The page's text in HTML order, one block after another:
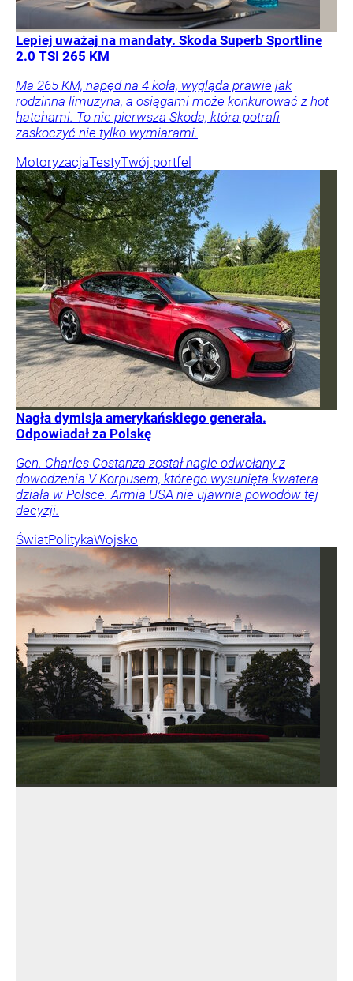
Lepiej uważaj na mandaty. Skoda Superb Sportline
2.0 TSI 265 KM
Ma 265 KM, napęd na 4 koła, wygląda prawie jak
rodzinna limuzyna, a osiągami może konkurować z hot
hatchami. To nie pierwsza Skoda, która potrafi
zaskoczyć nie tylko wymiarami.
MotoryzacjaTestyTwój portfel
Nagła dymisja amerykańskiego generała.
Odpowiadał za Polskę
Gen. Charles Costanza został nagle odwołany z
dowodzenia V Korpusem, którego wysunięta kwatera
działa w Polsce. Armia USA nie ujawnia powodów tej
decyzji.
ŚwiatPolitykaWojsko